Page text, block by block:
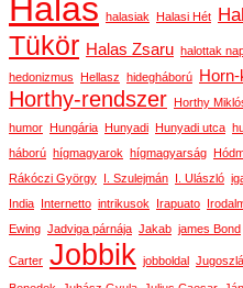
Halas halasiak Halasi Hét
Tükör Halas Zsaru halottak
hedonizmus Hellasz hidegháború
Horthy-rendszer Horthy
humor Hungária Hunyadi Hunyadi utca
háború hígmagyarok hígmagyarság
Rákóczi György I. Szulejmán I. Ulászló
India Internetto intrikusok Irapuato
Ewing Jadviga párnája Jakab james Bond
Carter Jobbik jobboldal